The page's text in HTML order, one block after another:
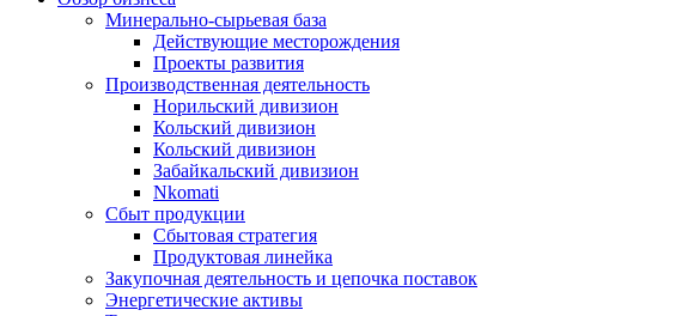
Минерально-сырьевая база
Действующие месторождения
Проекты развития
Производственная деятельность
Норильский дивизион
Кольский дивизион
Кольский дивизион
Забайкальский дивизион
Nkomati
Сбыт продукции
Сбытовая стратегия
Продуктовая линейка
Закупочная деятельность и цепочка поставок
Энергетические активы